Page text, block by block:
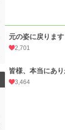
元の姿に戻ります
2,701
皆様、本当にあ
3,464